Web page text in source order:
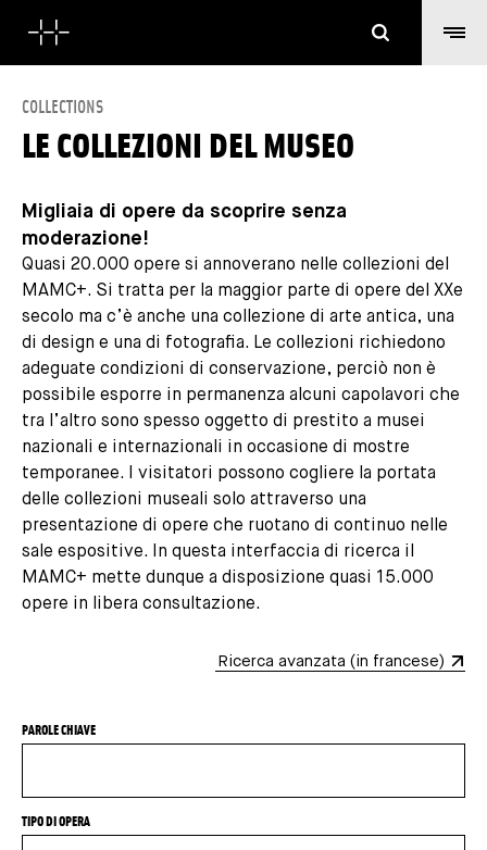
COLLECTIONS
LE COLLEZIONI DEL MUSEO
Migliaia di opere da scoprire senza
moderazione!
Quasi 20.000 opere si annoverano nelle collezioni del
MAMC+. Si tratta per la maggior parte di opere del XXe
secolo ma c’è anche una collezione di arte antica, una
di design e una di fotografia. Le collezioni richiedono
adeguate condizioni di conservazione, perciò non è
possibile esporre in permanenza alcuni capolavori che
tra l’altro sono spesso oggetto di prestito a musei
nazionali e internazionali in occasione di mostre
temporanee. I visitatori possono cogliere la portata
delle collezioni museali solo attraverso una
presentazione di opere che ruotano di continuo nelle
sale espositive. In questa interfaccia di ricerca il
MAMC+ mette dunque a disposizione quasi 15.000
opere in libera consultazione.
Ricerca avanzata (in francese)
PAROLE CHIAVE
TIPO DI OPERA